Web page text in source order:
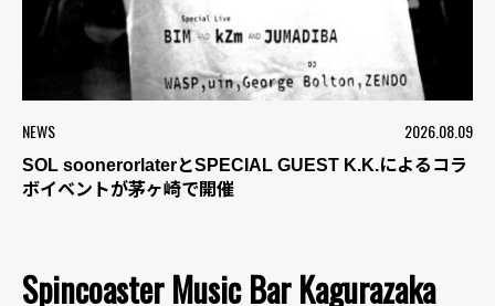
NEWS 2026.08.09
SOL soonerorlaterとSPECIAL GUEST K.K.によるコラ
ボイベントが茅ヶ崎で開催
Spincoaster Music Bar Kagurazaka